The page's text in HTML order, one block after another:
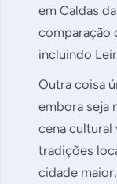
em Caldas
comparação
incluindo
Outra coisa
embora seja
cena cultural
tradições
cidade